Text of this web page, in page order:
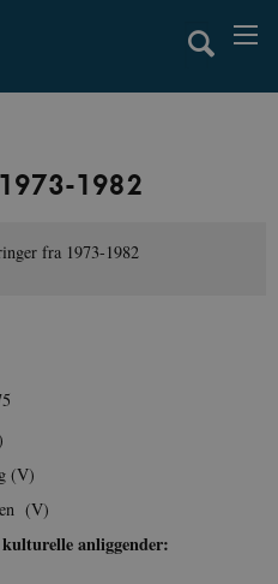
1982
fra 1973-1982
(V)
(V)
anliggender: